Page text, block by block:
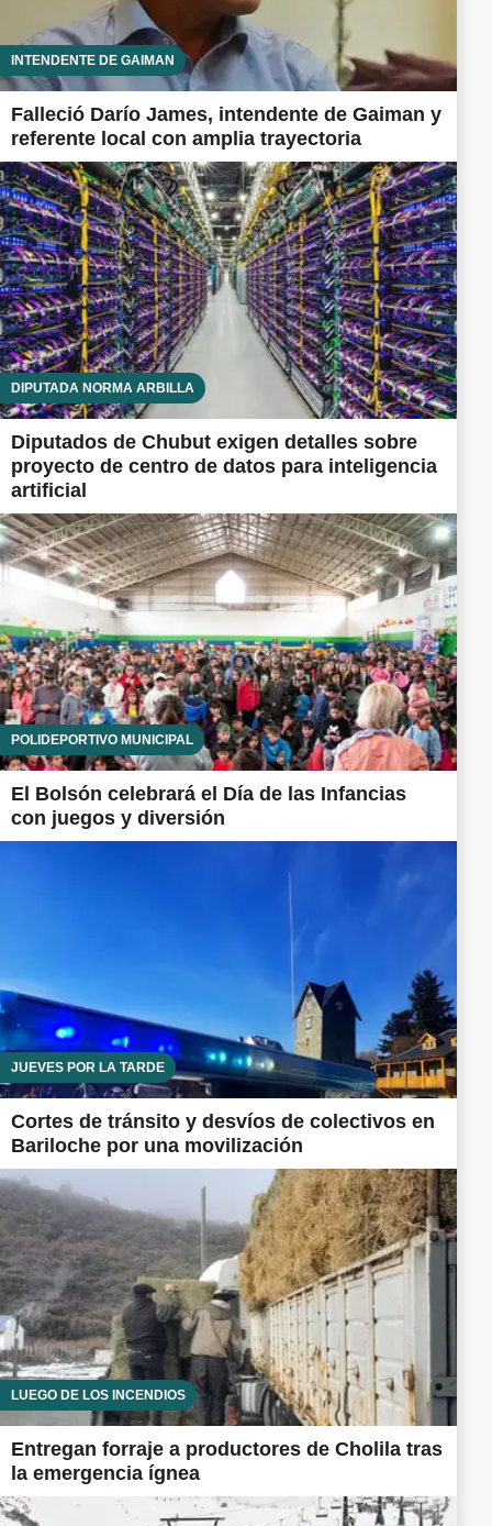
INTENDENTE DE GAIMAN
Falleció Darío James, intendente de Gaiman y
referente local con amplia trayectoria
DIPUTADA NORMA ARBILLA
Diputados de Chubut exigen detalles sobre
proyecto de centro de datos para inteligencia
artificial
POLIDEPORTIVO MUNICIPAL
El Bolsón celebrará el Día de las Infancias
con juegos y diversión
JUEVES POR LA TARDE
Cortes de tránsito y desvíos de colectivos en
Bariloche por una movilización
LUEGO DE LOS INCENDIOS
Entregan forraje a productores de Cholila tras
la emergencia ígnea